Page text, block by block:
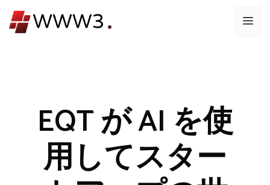
ン
メ
EQT が AI を使
用してスター